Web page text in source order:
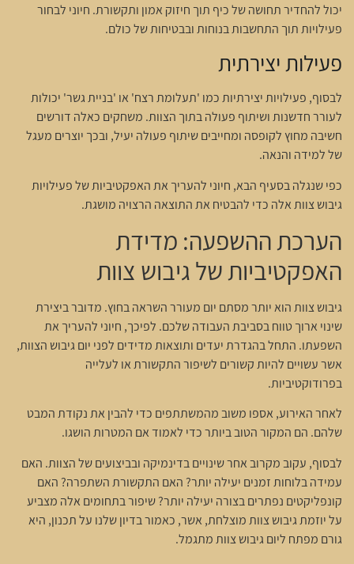
יכול להחדיר תחושה של כיף תוך חיזוק אמון ותקשורת. חיוני לבחור
פעילויות תוך התחשבות בנוחות ובבטיחות של כולם.
פעילות יצירתית
לבסוף, פעילויות יצירתיות כמו 'תעלומת רצח' או 'בניית גשר' יכולות
לעורר חדשנות ושיתוף פעולה בתוך הצוות. משחקים כאלה דורשים
חשיבה מחוץ לקופסה ומחייבים שיתוף פעולה יעיל, ובכך יוצרים מעגל
של למידה והנאה.
כפי שנגלה בסעיף הבא, חיוני להעריך את האפקטיביות של פעילויות
גיבוש צוות אלה כדי להבטיח את התוצאה הרצויה מושגת.
הערכת ההשפעה: מדידת
האפקטיביות של גיבוש צוות
גיבוש צוות הוא יותר מסתם יום מעורר השראה בחוץ. מדובר ביצירת
שינוי ארוך טווח בסביבת העבודה שלכם. לפיכך, חיוני להעריך את
השפעתו. התחל בהגדרת יעדים ותוצאות מדידים לפני יום גיבוש הצוות,
אשר עשויים להיות קשורים לשיפור התקשורת או לעלייה
בפרודוקטיביות.
לאחר האירוע, אספו משוב מהמשתתפים כדי להבין את נקודת המבט
שלהם. הם המקור הטוב ביותר כדי לאמוד אם המטרות הושגו.
לבסוף, עקוב מקרוב אחר שינויים בדינמיקה ובביצועים של הצוות. האם
עמידה בלוחות זמנים יעילה יותר? האם התקשורת השתפרה? האם
קונפליקטים נפתרים בצורה יעילה יותר? שיפור בתחומים אלה מצביע
על יוזמת גיבוש צוות מוצלחת, אשר, כאמור בדיון שלנו על תכנון, היא
גורם מפתח ליום גיבוש צוות מתגמל.